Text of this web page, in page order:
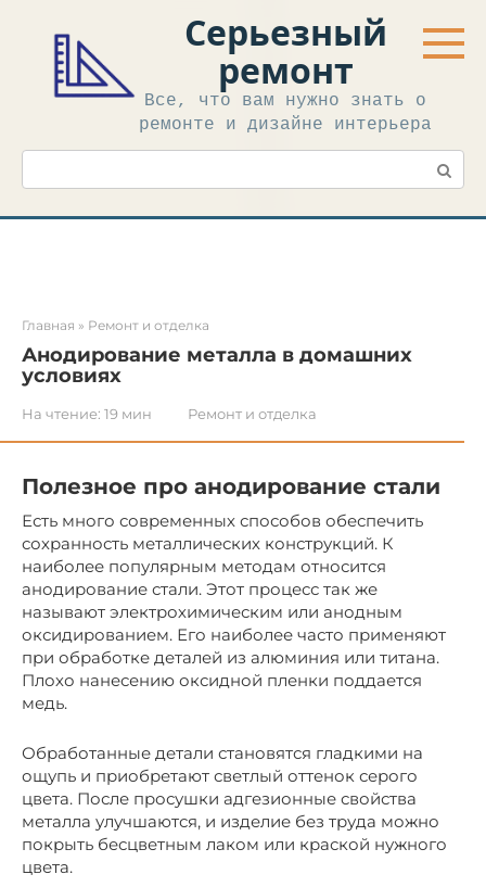
контенту
Серьезный
ремонт
Все, что вам нужно знать о
ремонте и дизайне интерьера
Поиск:
Главная » Ремонт и отделка
Анодирование металла в домашних
условиях
На чтение: 19 мин Ремонт и отделка
Полезное про анодирование стали
Есть много современных способов обеспечить
сохранность металлических конструкций. К
наиболее популярным методам относится
анодирование стали. Этот процесс так же
называют электрохимическим или анодным
оксидированием. Его наиболее часто применяют
при обработке деталей из алюминия или титана.
Плохо нанесению оксидной пленки поддается
медь.
Обработанные детали становятся гладкими на
ощупь и приобретают светлый оттенок серого
цвета. После просушки адгезионные свойства
металла улучшаются, и изделие без труда можно
покрыть бесцветным лаком или краской нужного
цвета.